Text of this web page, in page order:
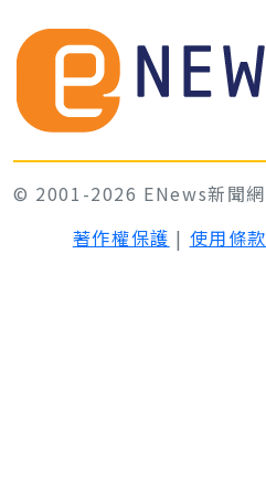
© 2001-2026 ENews新聞網
著作權保護 | 使用條款